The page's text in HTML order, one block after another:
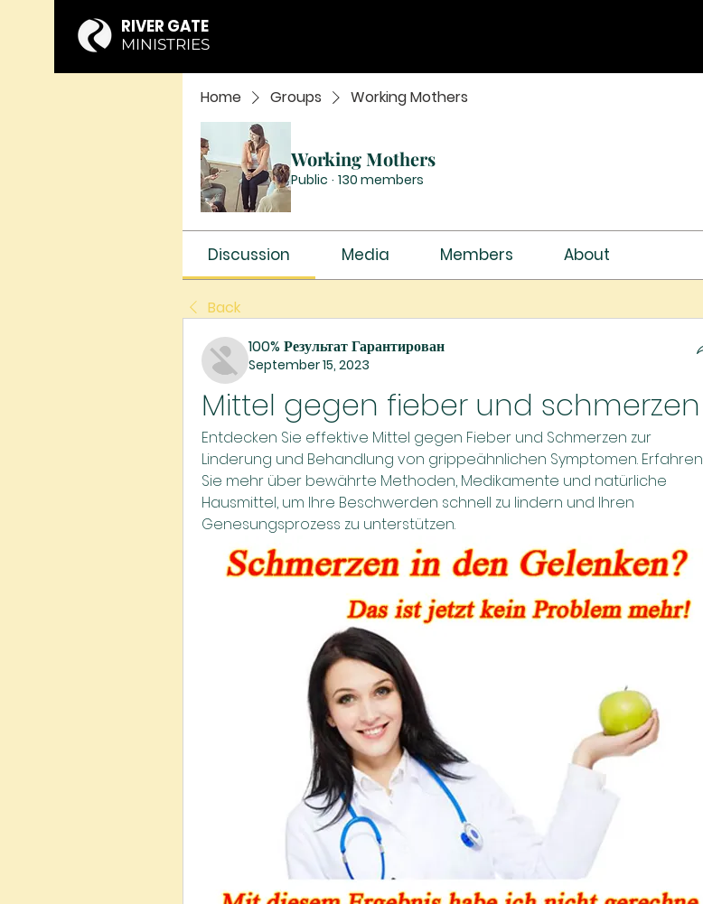
RIVER GATE
MINISTRIES
Home Groups Working Mothers
Working Mothers
Public · 130 members
Discussion Media Members About
Back
100% Результат Гарантирован
September 15, 2023
Mittel gegen fieber und schmerzen
Entdecken Sie effektive Mittel gegen Fieber und Schmerzen zur
Linderung und Behandlung von grippeähnlichen Symptomen. Erfahren
Sie mehr über bewährte Methoden, Medikamente und natürliche
Hausmittel, um Ihre Beschwerden schnell zu lindern und Ihren
Genesungsprozess zu unterstützen.